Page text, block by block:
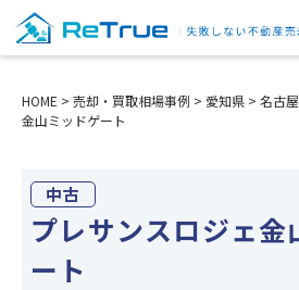
HOME > 売却・買取相場事例 > 愛知県 > 名古
金山ミッドゲート
中古
プレサンスロジェ金
ート